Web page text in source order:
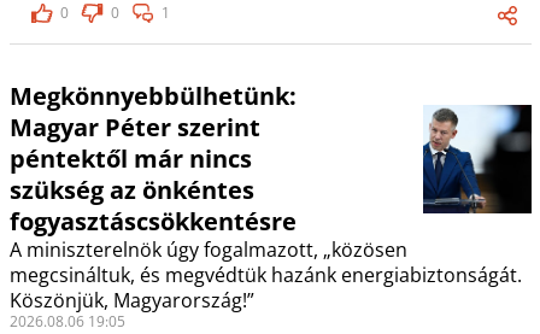
0
0 1
Megkönnyebbülhetünk:
Magyar Péter szerint
péntektől már nincs
szükség az önkéntes
fogyasztáscsökkentésre
A miniszterelnök úgy fogalmazott, „közösen
megcsináltuk, és megvédtük hazánk energiabiztonságát.
Köszönjük, Magyarország!”
2026.08.06 19:05